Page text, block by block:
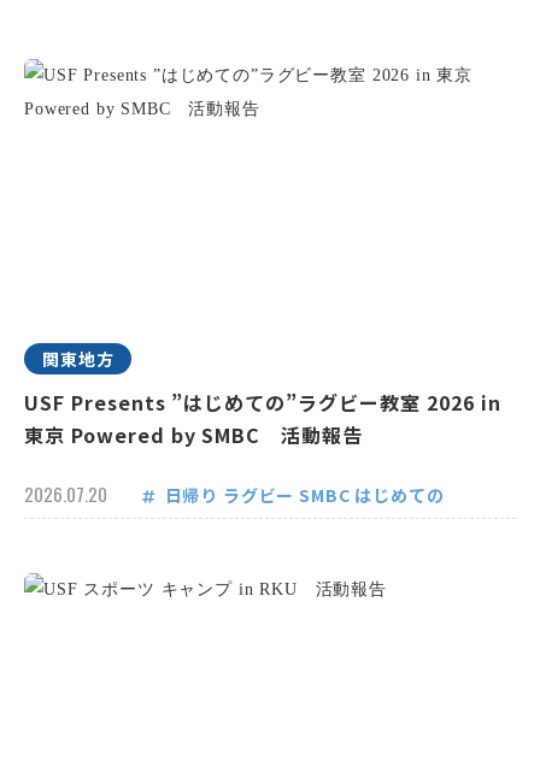
関東地方
USF Presents ”はじめての”ラグビー教室 2026 in
東京 Powered by SMBC 活動報告
2026.07.20 日帰り ラグビー SMBC はじめての